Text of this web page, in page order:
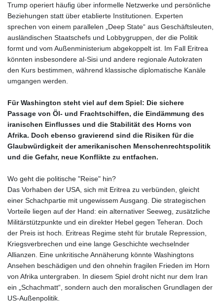
SVC 10.11514
SZL 18.781467
THB 38.210709
TJS 10.664099
TMT 4.058036
TND 3.366711
TRY 55.144784
TZS
3060.872603
UAH 51.775757
UGX
4306.406038
USD 1.156136
UZS
13815.821213
VES 873.763846
VND
30295.956222
VUV 138.059733
WST 3.160483
XAF 657.83219
XAG 0.018216
XAU 0.000266
XCD 3.124515
Trump operiert häufig über informelle Netzwerke und persönliche
Beziehungen statt über etablierte Institutionen. Experten
sprechen von einem parallelen „Deep State“ aus Geschäftsleuten,
ausländischen Staatschefs und Lobbygruppen, der die Politik
formt und vom Außenministerium abgekoppelt ist. Im Fall Eritrea
könnten insbesondere al‑Sisi und andere regionale Autokraten
den Kurs bestimmen, während klassische diplomatische Kanäle
umgangen werden.
Für Washington steht viel auf dem Spiel: Die sichere
Passage von Öl- und Frachtschiffen, die Eindämmung des
iranischen Einflusses und die Stabilität des Horns von
Afrika. Doch ebenso gravierend sind die Risiken für die
Glaubwürdigkeit der amerikanischen Menschenrechtspolitik
und die Gefahr, neue Konflikte zu entfachen.
Wo geht die politische "Reise" hin?
Das Vorhaben der USA, sich mit Eritrea zu verbünden, gleicht
einer Schachpartie mit ungewissem Ausgang. Die strategischen
Vorteile liegen auf der Hand: ein alternativer Seeweg, zusätzliche
Militärstützpunkte und ein direkter Hebel gegen Teheran. Doch
der Preis ist hoch. Eritreas Regime steht für brutale Repression,
Kriegsverbrechen und eine lange Geschichte wechselnder
Allianzen. Eine unkritische Annäherung könnte Washingtons
Ansehen beschädigen und den ohnehin fragilen Frieden im Horn
von Afrika untergraben. In diesem Spiel droht nicht nur dem Iran
ein „Schachmatt“, sondern auch den moralischen Grundlagen der
US‑Außenpolitik.